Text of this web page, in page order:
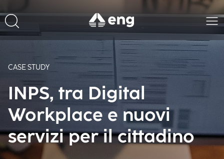
CASE STUDY
INPS, tra Digital
Workplace e nuovi
servizi per il cittadino